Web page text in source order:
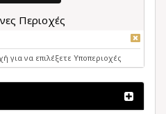
Περιοχές
για να επιλέξετε Υποπεριοχές